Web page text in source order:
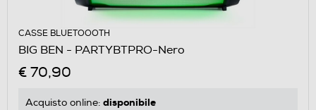
CASSE BLUETOOOTH
BIG BEN - PARTYBTPRO-Nero
€ 70,90
Acquisto online: disponibile